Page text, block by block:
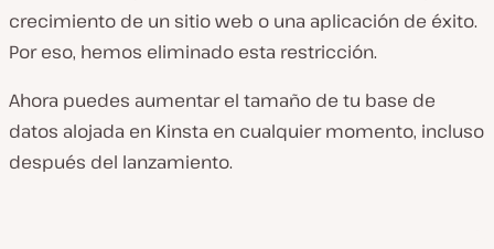
crecimiento de un sitio web o una aplicación de éxito.
Por eso, hemos eliminado esta restricción.
Ahora puedes aumentar el tamaño de tu base de
datos alojada en Kinsta en cualquier momento, incluso
después del lanzamiento.